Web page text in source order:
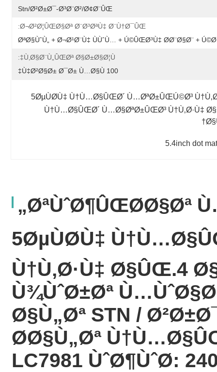
Stn/Ø²Ø±Ø¯-Ø³Ø¨Ø²/Ø¢Ø¨ÛŒ
Ø¬Ø²Ø¦ÛŒØ§Øª Ø¨Ø³ØªÙ‡ Ø¨Ù†Ø¯ÛŒ:
ØªØ§ÙˆÙ„ + Ø¬Ø¹Ø¨Ù‡ ÙÙˆÙ… + Ú©ÛŒØ³Ù‡ Ø­Ø¨Ø§Ø¨ +
Ù‚Ø§Ø¨Ù„ÛŒØª Ø§Ø±Ø§Ø¦Ù‡:
100 Ù‡Ø²Ø§Ø± Ø¯Ø± Ù…Ø§Ù‡
5ØµÙØ­Ù‡ Ù†Ù…Ø§ÛŒØ´ Ù…ØªØ±ÛŒÚ©Ø³
Ù†Ù…Ø§ÛŒØ´ Ù…Ø§ØªØ±ÛŒØ³ Ù†Ù‚Ø·Ù‡
5.4inch dot
ØªÙˆØ¶ÛŒØ­Ø§Øª
5ØµÙØ­Ù‡
Ù†Ù‚Ø·Ù‡ Ø§ÛŒ.4
Ù¾ÙˆØ±Øª
Ø§Ù„Øª STN /
Ø­Ø§Ù„Øª
LC7981 ÙˆØ¶ÙˆØ­: